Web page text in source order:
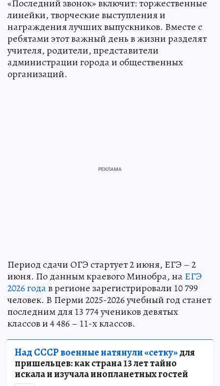
«Последний звонок» включит: торжественные
линейки, творческие выступления и
награждения лучших выпускников. Вместе с
ребятами этот важный день в жизни разделят
учителя, родители, представители
администрации города и общественных
организаций.
Период сдачи ОГЭ стартует 2 июня, ЕГЭ – 2
июня. По данным краевого Минобра, наЕГЭ
2026 годав регионе зарегистрировали 10 799
человек. В Перми 2025-2026 учебный год станет
последним для 13 774 учеников девятых
классов и 4 486 – 11-х классов.
Над СССР военные натянули «сетку»для
пришельцев: как страна 13 лет тайно
искала и изучала инопланетных гостей